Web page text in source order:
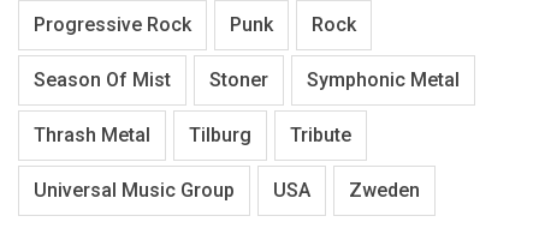
Progressive Rock Punk Rock
Season Of Mist Stoner Symphonic Metal
Thrash Metal Tilburg Tribute
Universal Music Group USA Zweden